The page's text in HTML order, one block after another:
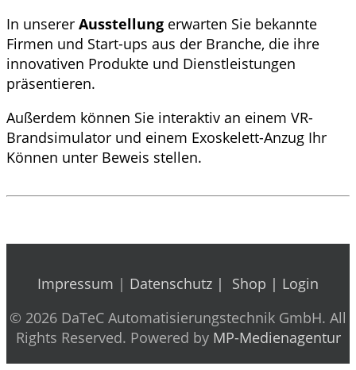
In unserer Ausstellung erwarten Sie bekannte
Firmen und Start-ups aus der Branche, die ihre
innovativen Produkte und Dienstleistungen
präsentieren.
Außerdem können Sie interaktiv an einem VR-
Brandsimulator und einem Exoskelett-Anzug Ihr
Können unter Beweis stellen.
Impressum | Datenschutz | Shop | Login
© 2026 DaTeC Automatisierungstechnik GmbH. All
Rights Reserved. Powered by MP-Medienagentur